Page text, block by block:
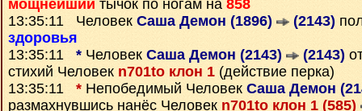
мощнейший тычок по ногам на 858
13:35:11 Человек Саша Демон (1896) (2143)
здоровья
13:35:11 * Человек Саша Демон (2143) (2143)
стихий Человек n701to клон 1 (действие перка)
13:35:11 * Непобедимый Человек Саша Демон
размахнувшись нанёс Человек n701to клон 1 (585)